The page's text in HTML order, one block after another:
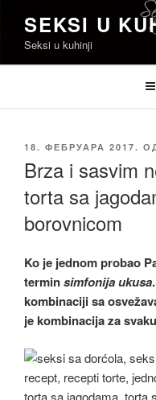
садржај
SEKSI U
Seksi u kuhinji
ОБЈАВЉЕНО
18. ФЕБРУАРА 2017.
Brza i sasvim
torta sa
borovnicom
Ko je jednom probao
terminsimfonija ukusa
kombinaciji sa
je kombinacija za